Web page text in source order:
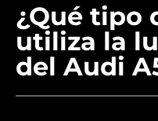
¿Qué tipo
utiliza la
del Audi